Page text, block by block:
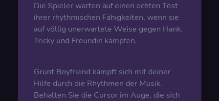
Die Spieler warten auf einen echten Test
ihrer rhythmischen Fähigkeiten, wenn sie
auf völlig unerwartete Weise gegen Hank,
Tricky und Freundin kämpfen.
Grunt Boyfriend kämpft sich mit deiner
Hilfe durch die Rhythmen der Musik.
Behalten Sie die Cursor im Auge, die sich